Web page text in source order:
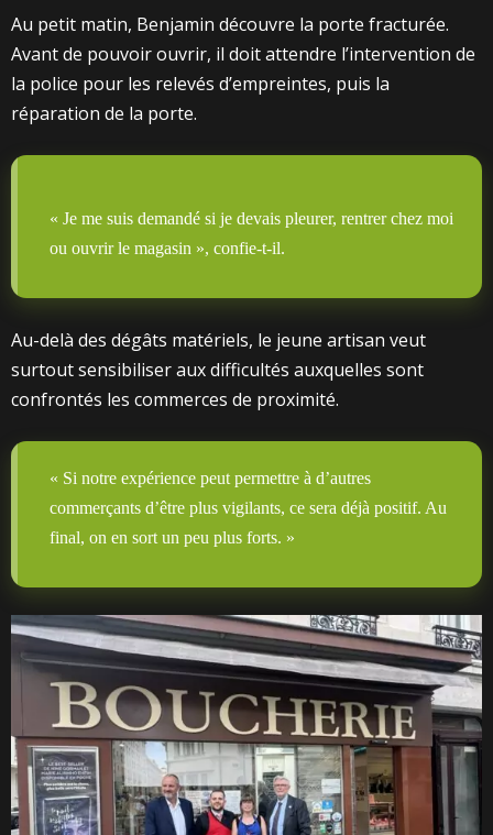
Au petit matin, Benjamin découvre la porte fracturée.
Avant de pouvoir ouvrir, il doit attendre l’intervention de
la police pour les relevés d’empreintes, puis la
réparation de la porte.
« Je me suis demandé si je devais pleurer, rentrer chez moi
ou ouvrir le magasin », confie-t-il.
Au-delà des dégâts matériels, le jeune artisan veut
surtout sensibiliser aux difficultés auxquelles sont
confrontés les commerces de proximité.
« Si notre expérience peut permettre à d’autres
commerçants d’être plus vigilants, ce sera déjà positif. Au
final, on en sort un peu plus forts. »